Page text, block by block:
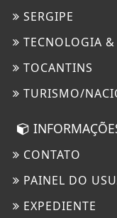
SERGIPE
TECNOLOGIA
TOCANTINS
TURISMO/
CONTATO
PAINEL DO
EXPEDIENTE